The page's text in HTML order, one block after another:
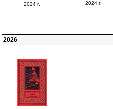
2024 г. 2024 г.
2026